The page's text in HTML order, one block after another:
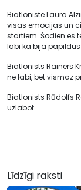
Biatloniste Laura
visas emocijas un
startiem. Šodien es
labi ka bija
Biatlonists Rainers
ne labi, bet vismaz
Biatlonists Rūdolfs
uzlabot.
Līdzīgi raksti